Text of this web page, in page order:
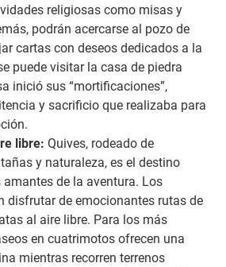
religiosas como misas y
podrán acercarse al pozo de
cartas con deseos dedicados a la
puede visitar la casa de piedra
inició sus “mortificaciones”,
y sacrificio que realizaba para
libre: Quives, rodeado de
y naturaleza, es el destino
de la aventura. Los
disfrutar de emocionantes rutas de
al aire libre. Para los más
en cuatrimotos ofrecen una
mientras recorren terrenos